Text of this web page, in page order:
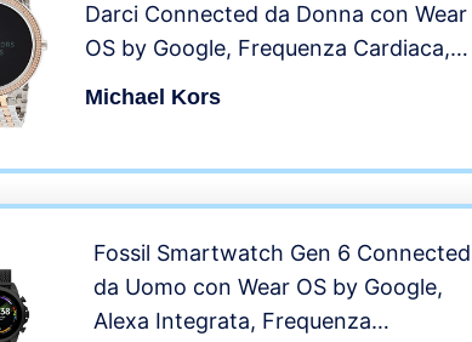
Darci Connected da Donna con Wear
OS by Google, Frequenza Cardiaca,
Michael Kors
Fossil Smartwatch Gen 6 Connected
da Uomo con Wear OS by Google,
Alexa Integrata, Frequenza